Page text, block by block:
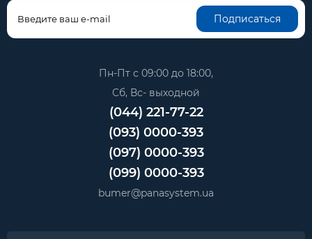
Подписаться
Пн-Пт с 09:00 до 18:00,
Сб, Вс- выходной
(044) 221-77-22
(093) 0000-393
(097) 0000-393
(099) 0000-393
bumer@panasystem.ua